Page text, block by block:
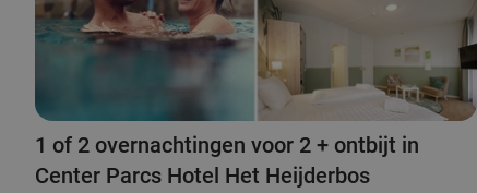
1 of 2 overnachtingen voor 2 + ontbijt in
Center Parcs Hotel Het Heijderbos